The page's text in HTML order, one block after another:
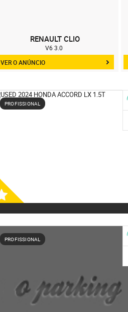
RENAULT CLIO
V6 3.0
VER O ANÚNCIO
PROFISSIONAL
PROFISSIONAL